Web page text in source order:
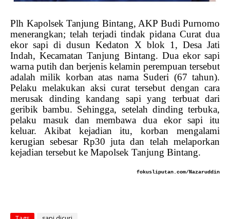
Plh Kapolsek Tanjung Bintang, AKP Budi Purnomo
menerangkan; telah terjadi tindak pidana Curat dua
ekor sapi di dusun Kedaton X blok 1, Desa Jati
Indah, Kecamatan Tanjung Bintang. Dua ekor sapi
warna putih dan berjenis kelamin perempuan tersebut
adalah milik korban atas nama Suderi (67 tahun).
Pelaku melakukan aksi curat tersebut dengan cara
merusak dinding kandang sapi yang terbuat dari
geribik bambu. Sehingga, setelah dinding terbuka,
pelaku masuk dan membawa dua ekor sapi itu
keluar. Akibat kejadian itu, korban mengalami
kerugian sebesar Rp30 juta dan telah melaporkan
kejadian tersebut ke Mapolsek Tanjung Bintang.
fokusliputan.com/Nazaruddin